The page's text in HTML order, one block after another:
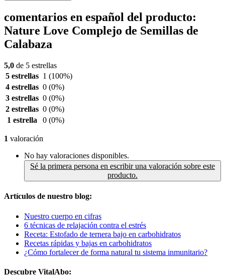
comentarios en español del producto:
Nature Love Complejo de Semillas de
Calabaza
5,0 de 5 estrellas
5 estrellas 1 (100%)
4 estrellas 0 (0%)
3 estrellas 0 (0%)
2 estrellas 0 (0%)
1 estrella
0 (0%)
1 valoración
No hay valoraciones disponibles.
Sé la primera persona en escribir una valoración sobre este
producto.
Artículos de nuestro blog:
Nuestro cuerpo en cifras
6 técnicas de relajación contra el estrés
Receta: Estofado de ternera bajo en carbohidratos
Recetas rápidas y bajas en carbohidratos
¿Cómo fortalecer de forma natural tu sistema inmunitario?
Descubre VitalAbo: